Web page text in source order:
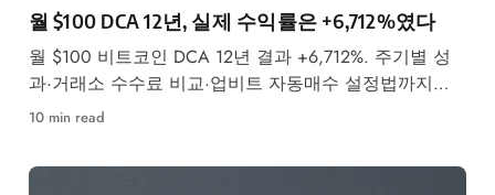
월 $100 DCA 12년, 실제 수익률은 +6,712%였다
월 $100 비트코인 DCA 12년 결과 +6,712%. 주기별 성
과·거래소 수수료 비교·업비트 자동매수 설정법까지
2026년 최신 백테스팅 데이터로 완전 분석합니다.
10 min read